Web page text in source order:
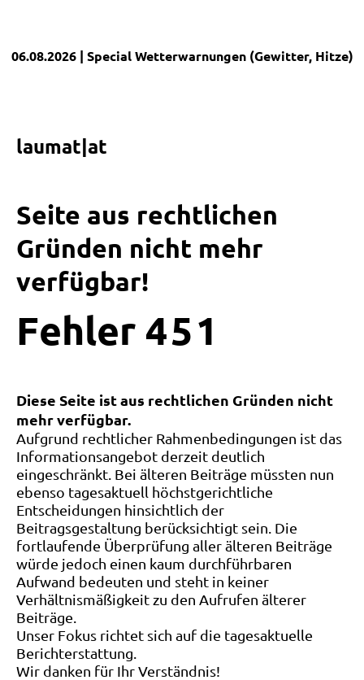
06.08.2026 | SpecialWetterwarnungen (Gewitter, Hitze)
laumat|at
Seite aus rechtlichen
Gründen nicht mehr
verfügbar!
Fehler 4 5 1
Diese Seite ist aus rechtlichen Gründen nicht
mehr verfügbar.
Aufgrund rechtlicher Rahmenbedingungen ist das
Informationsangebot derzeit deutlich
eingeschränkt. Bei älteren Beiträge müssten nun
ebenso tagesaktuell höchstgerichtliche
Entscheidungen hinsichtlich der
Beitragsgestaltung berücksichtigt sein. Die
fortlaufende Überprüfung aller älteren Beiträge
würde jedoch einen kaum durchführbaren
Aufwand bedeuten und steht in keiner
Verhältnismäßigkeit zu den Aufrufen älterer
Beiträge.
Unser Fokus richtet sich auf die tagesaktuelle
Berichterstattung.
Wir danken für Ihr Verständnis!